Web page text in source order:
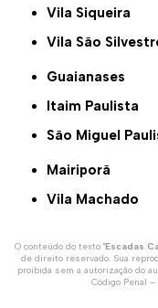
Vila Siqueira
Vila São
Guaianases
Itaim Paulista
São Miguel
Mairiporã
Vila Machado
O conteúdo do texto "Escadas
de direito reservado. Sua
proibida sem a autorização do
Código Penal –